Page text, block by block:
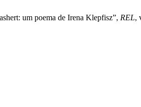
um poema de Irena Klepfisz”, REL,